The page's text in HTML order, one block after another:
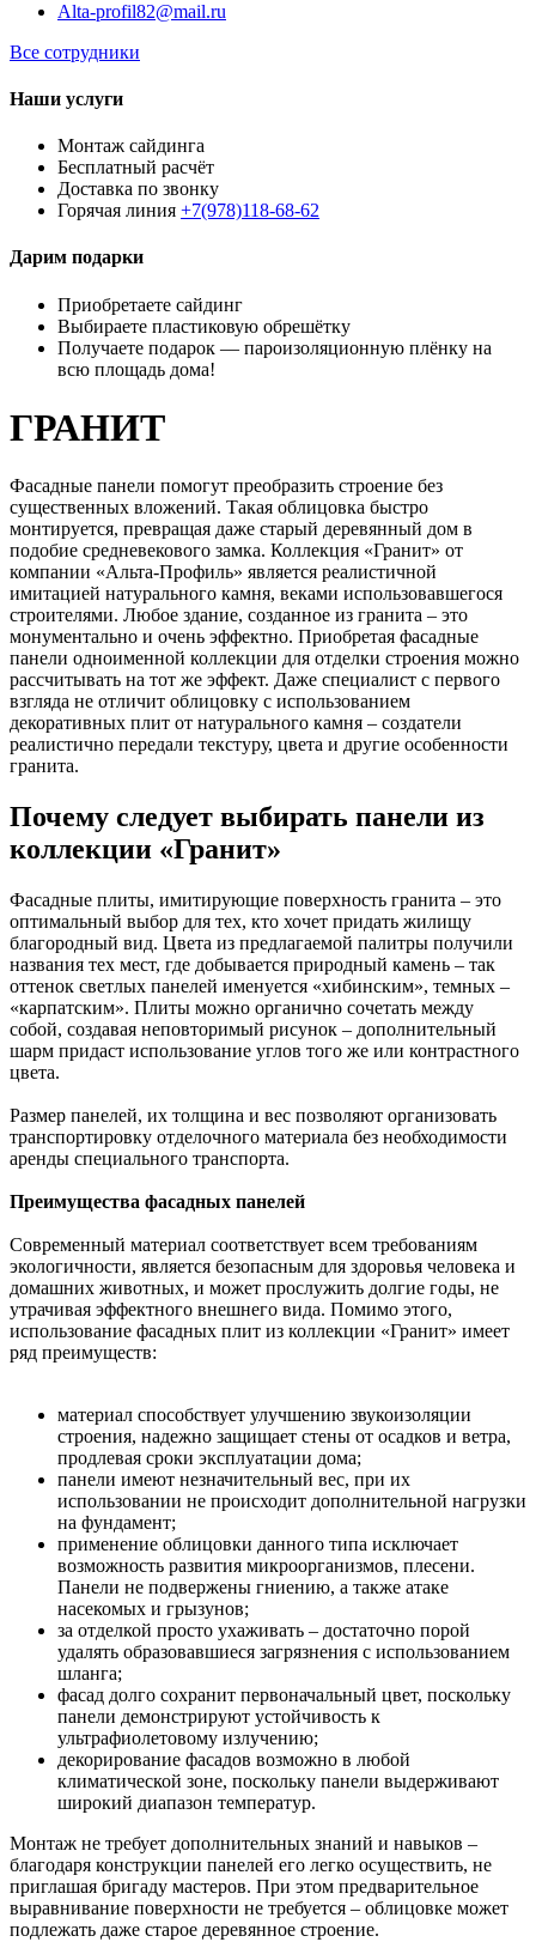
Alta-profil82@mail.ru
Все сотрудники
Наши услуги
Монтаж сайдинга
Бесплатный расчёт
Доставка по звонку
Горячая линия +7(978)118-68-62
Дарим подарки
Приобретаете сайдинг
Выбираете пластиковую обрешётку
Получаете подарок — пароизоляционную плёнку на
всю площадь дома!
ГРАНИТ
Фасадные панели помогут преобразить строение без
существенных вложений. Такая облицовка быстро
монтируется, превращая даже старый деревянный дом в
подобие средневекового замка. Коллекция «Гранит» от
компании «Альта-Профиль» является реалистичной
имитацией натурального камня, веками использовавшегося
строителями. Любое здание, созданное из гранита – это
монументально и очень эффектно. Приобретая фасадные
панели одноименной коллекции для отделки строения можно
рассчитывать на тот же эффект. Даже специалист с первого
взгляда не отличит облицовку с использованием
декоративных плит от натурального камня – создатели
реалистично передали текстуру, цвета и другие особенности
гранита.
Почему следует выбирать панели из
коллекции «Гранит»
Фасадные плиты, имитирующие поверхность гранита – это
оптимальный выбор для тех, кто хочет придать жилищу
благородный вид. Цвета из предлагаемой палитры получили
названия тех мест, где добывается природный камень – так
оттенок светлых панелей именуется «хибинским», темных –
«карпатским». Плиты можно органично сочетать между
собой, создавая неповторимый рисунок – дополнительный
шарм придаст использование углов того же или контрастного
цвета.
Размер панелей, их толщина и вес позволяют организовать
транспортировку отделочного материала без необходимости
аренды специального транспорта.
Преимущества фасадных панелей
Современный материал соответствует всем требованиям
экологичности, является безопасным для здоровья человека и
домашних животных, и может прослужить долгие годы, не
утрачивая эффектного внешнего вида. Помимо этого,
использование фасадных плит из коллекции «Гранит» имеет
ряд преимуществ:
материал способствует улучшению звукоизоляции
строения, надежно защищает стены от осадков и ветра,
продлевая сроки эксплуатации дома;
панели имеют незначительный вес, при их
использовании не происходит дополнительной нагрузки
на фундамент;
применение облицовки данного типа исключает
возможность развития микроорганизмов, плесени.
Панели не подвержены гниению, а также атаке
насекомых и грызунов;
за отделкой просто ухаживать – достаточно порой
удалять образовавшиеся загрязнения с использованием
шланга;
фасад долго сохранит первоначальный цвет, поскольку
панели демонстрируют устойчивость к
ультрафиолетовому излучению;
декорирование фасадов возможно в любой
климатической зоне, поскольку панели выдерживают
широкий диапазон температур.
Монтаж не требует дополнительных знаний и навыков –
благодаря конструкции панелей его легко осуществить, не
приглашая бригаду мастеров. При этом предварительное
выравнивание поверхности не требуется – облицовке может
подлежать даже старое деревянное строение.